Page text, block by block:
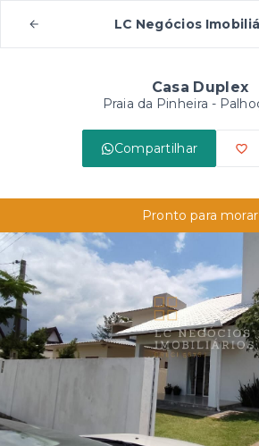
LC Negócios
Casa Duplex
Praia da Pinheira -
Compartilhar
Pronto para morar